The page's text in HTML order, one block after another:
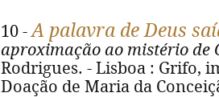
10 -A palavra de Deus
aproximação ao mistério de
Rodrigues. - Lisboa : Grifo,
Doação de Maria da